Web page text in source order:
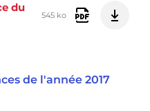
du
545 ko
de l'année 2017